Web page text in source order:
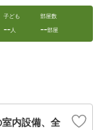
子ども
--人
部屋数
--部屋
内設備、全